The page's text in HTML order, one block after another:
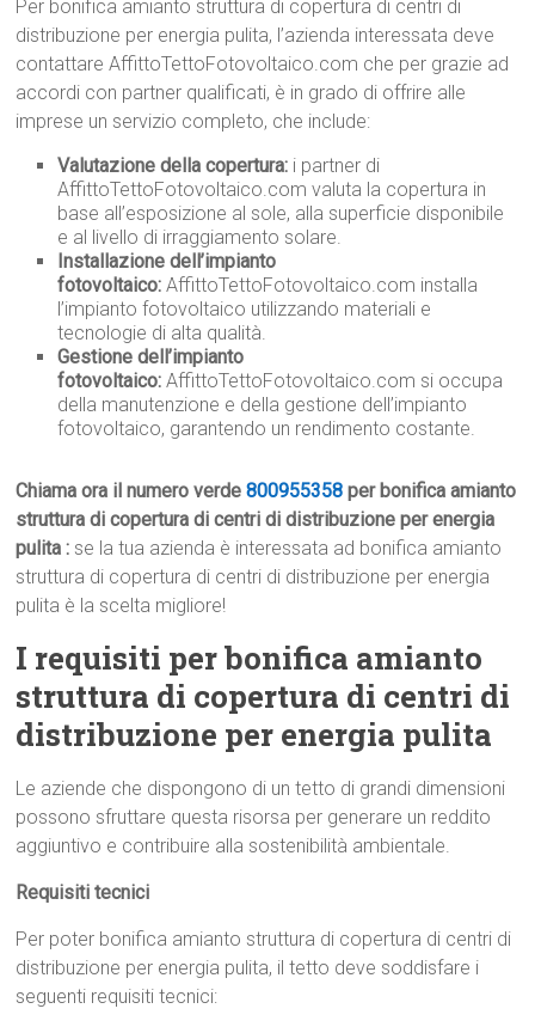
Per bonifica amianto struttura di copertura di centri di
distribuzione per energia pulita, l’azienda interessata deve
contattare AffittoTettoFotovoltaico.com che per grazie ad
accordi con partner qualificati, è in grado di offrire alle
imprese un servizio completo, che include:
Valutazione della copertura: i partner di
AffittoTettoFotovoltaico.com valuta la copertura in
base all’esposizione al sole, alla superficie disponibile
e al livello di irraggiamento solare.
Installazione dell’impianto
fotovoltaico: AffittoTettoFotovoltaico.com installa
l’impianto fotovoltaico utilizzando materiali e
tecnologie di alta qualità.
Gestione dell’impianto
fotovoltaico: AffittoTettoFotovoltaico.com si occupa
della manutenzione e della gestione dell’impianto
fotovoltaico, garantendo un rendimento costante.
Chiama ora il numero verde800955358 per bonifica amianto
struttura di copertura di centri di distribuzione per energia
pulita : se la tua azienda è interessata ad bonifica amianto
struttura di copertura di centri di distribuzione per energia
pulita è la scelta migliore!
I requisiti per bonifica amianto
struttura di copertura di centri di
distribuzione per energia pulita
Le aziende che dispongono di un tetto di grandi dimensioni
possono sfruttare questa risorsa per generare un reddito
aggiuntivo e contribuire alla sostenibilità ambientale.
Requisiti tecnici
Per poter bonifica amianto struttura di copertura di centri di
distribuzione per energia pulita, il tetto deve soddisfare i
seguenti requisiti tecnici: